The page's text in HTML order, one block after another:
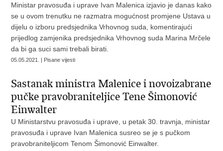
Ministar pravosuđa i uprave Ivan Malenica izjavio je danas kako
se u ovom trenutku ne razmatra mogućnost promjene Ustava u
dijelu o izboru predsjednika Vrhovnog suda, komentirajući
prijedlog zamjenika predsjednika Vrhovnog suda Marina Mrčele
da bi ga suci sami trebali birati.
05.05.2021. | Pisane vijesti
Sastanak ministra Malenice i novoizabrane
pučke pravobraniteljice Tene Šimonović
Einwalter
U Ministarstvu pravosuđa i uprave, u petak 30. travnja, ministar
pravosuđa i uprave Ivan Malenica susreo se je s pučkom
pravobraniteljicom Tenom Šimonović Einwalter.